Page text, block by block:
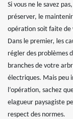
Si vous ne le savez
préserver, le
opération soit faite de
Dans le premier, les
régler des problèmes
branches de votre
électriques. Mais peu
l’opération, sachez
elagueur paysagiste
respect des normes.